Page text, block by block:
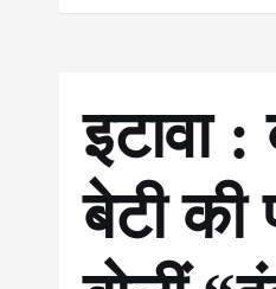
इटावा :
बेटी की